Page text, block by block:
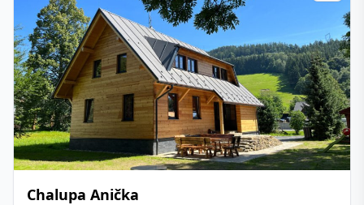
Chalupa Anička